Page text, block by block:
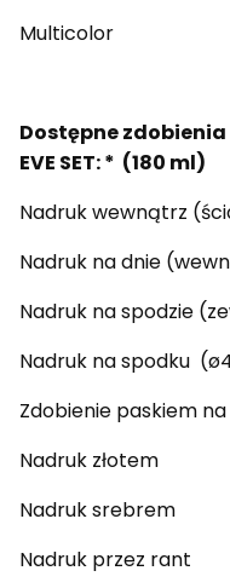
Multicolor
Dostępne
EVE SET: * (180 ml)
Nadruk wewnątrz
Nadruk na dnie
Nadruk na spodzie
Nadruk na spodku
Zdobienie paskiem
Nadruk złotem
Nadruk srebrem
Nadruk przez rant